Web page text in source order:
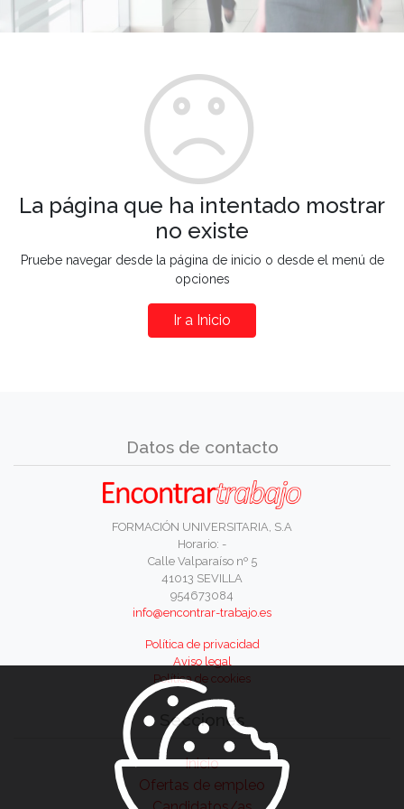
La página que ha intentado mostrar
no existe
Pruebe navegar desde la página de inicio o desde el menú de
opciones
Ir a Inicio
Datos de contacto
FORMACIÓN UNIVERSITARIA, S.A
Horario: -
Calle Valparaíso nº 5
41013 SEVILLA
954673084
info@encontrar-trabajo.es
Política de privacidad
Aviso legal
Política de cookies
Secciones
Inicio
Ofertas de empleo